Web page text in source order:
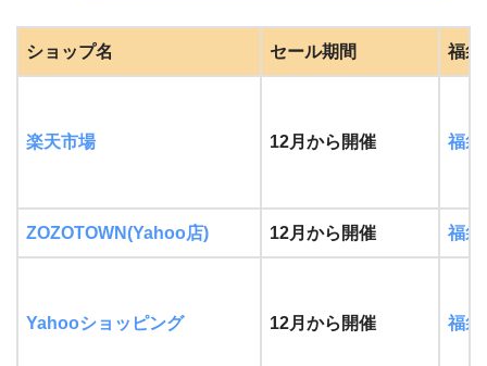
ショップ名 セール期間 福袋
楽天市場 12月から開催 福袋
ZOZOTOWN(Yahoo店) 12月から開催 福袋
Yahooショッピング 12月から開催 福袋